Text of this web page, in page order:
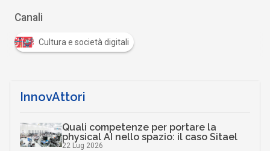
Canali
Cultura e società digitali
InnovAttori
Quali competenze per portare la
physical AI nello spazio: il caso Sitael
22 Lug 2026